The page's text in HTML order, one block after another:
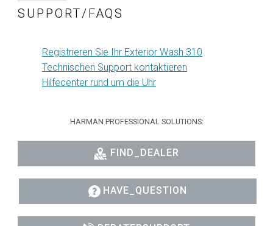
SUPPORT/FAQS
Registrieren Sie Ihr Exterior Wash 310
Technischen Support kontaktieren
Hilfecenter rund um die Uhr
HARMAN PROFESSIONAL SOLUTIONS:
FIND_DEALER
HAVE_QUESTION